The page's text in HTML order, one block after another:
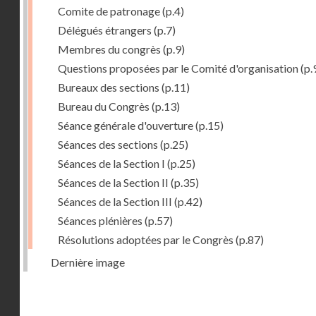
Comite de patronage(p.4)
Délégués étrangers (p.7)
Membres du congrès (p.9)
Questions proposées par le Comité d'organisation
Bureaux des sections (p.11)
Bureau du Congrès (p.13)
Séance générale d'ouverture(p.15)
Séances des sections (p.25)
Séances de la Section I (p.25)
Séances de la Section II (p.35)
Séances de la Section III (p.42)
Séances plénières (p.57)
Résolutions adoptées par le Congrès (p.87)
Dernière image